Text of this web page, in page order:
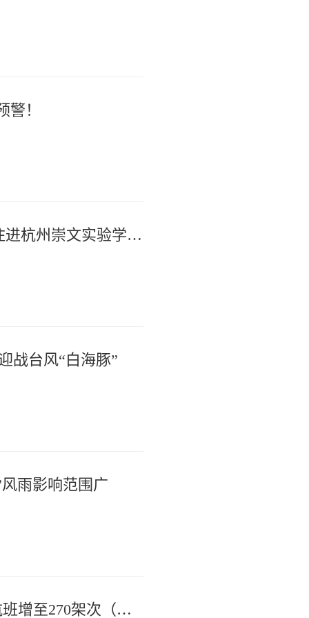
！
台风“白海豚”登陆前夕 175名工友住进杭州崇文实验学校安置点
战台风“白海豚”
雨影响范围广
重要出行提示！杭州机场9日取消航班增至270架次（统计截至9日7时）